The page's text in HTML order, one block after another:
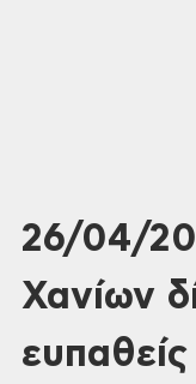
26/04/
Χανίων